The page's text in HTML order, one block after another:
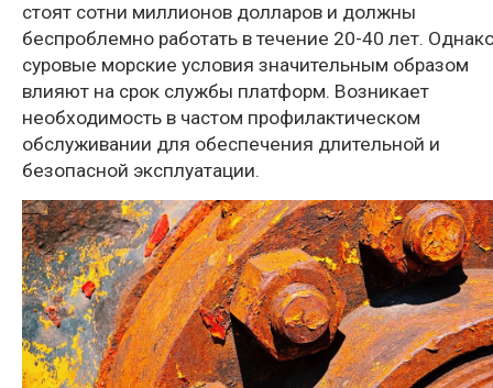
стоят сотни миллионов долларов и должны
беспроблемно работать в течение 20-40 лет.
суровые морские условия значительным образом
влияют на срок службы платформ. Возникает
необходимость в частом профилактическом
обслуживании для обеспечения длительной и
безопасной эксплуатации.